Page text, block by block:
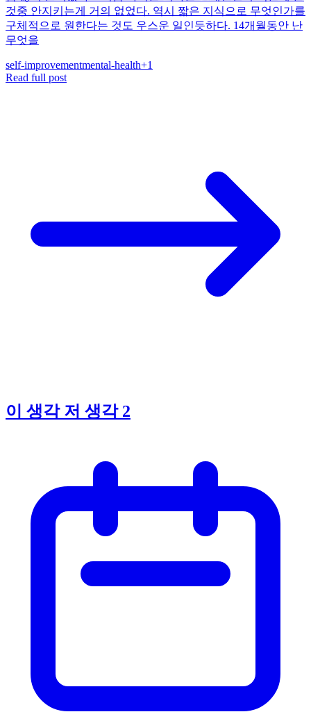
것중 안지키는게 거의 없었다. 역시 짧은 지식으로 무엇인가를
구체적으로 원한다는 것도 우스운 일인듯하다. 14개월동안 난
무엇을
self-improvementmental-health+1
Read full post
이 생각 저 생각 2